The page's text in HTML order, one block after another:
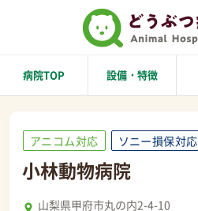
病院TOP 設備・特徴
アニコム対応 ソニー損保対応
小林動物病院
山梨県甲府市丸の内2-4-10